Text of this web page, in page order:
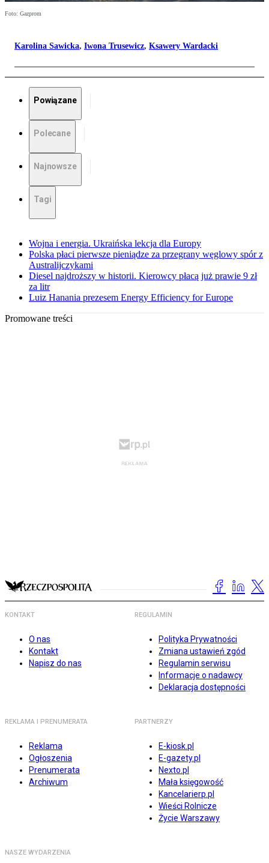
Foto: Gazprom
Karolina Sawicka, Iwona Trusewicz, Ksawery Wardacki
Powiązane
Polecane
Najnowsze
Tagi
Wojna i energia. Ukraińska lekcja dla Europy
Polska płaci pierwsze pieniądze za przegrany węglowy spór z
Australijczykami
Diesel najdroższy w historii. Kierowcy płacą już prawie 9 zł
za litr
Luiz Hanania prezesem Energy Efficiency for Europe
Promowane treści
KONTAKT
O nas
Kontakt
Napisz do nas
REGULAMIN
Polityka Prywatności
Zmiana ustawień zgód
Regulamin serwisu
Informacje o nadawcy
Deklaracja dostępności
REKLAMA I PRENUMERATA
Reklama
Ogłoszenia
Prenumerata
Archiwum
PARTNERZY
E-kiosk.pl
E-gazety.pl
Nexto.pl
Mała księgowość
Kancelarierp.pl
Wieści Rolnicze
Życie Warszawy
NASZE WYDARZENIA